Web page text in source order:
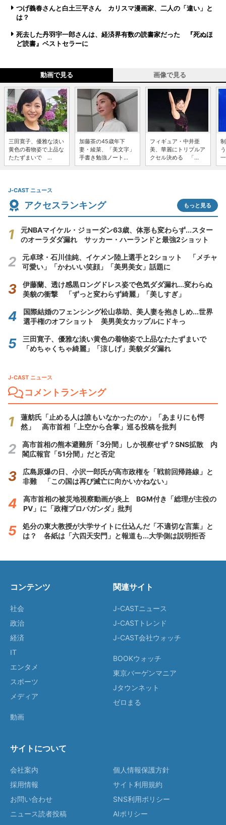
つげ義春さんと白土三平さん カリスマ漫画家、二人の「違い」と
は？
死去した丹羽宇一郎さんは、経済界有数の読書家だった 『死ぬほ
ど読書』ベストセラーに
動画で見る 画像で見る
三田寛子、優雅な淡い
黄色の着物姿で上品な
たたずまいで ...
加藤茶の45歳年下
妻・綾菜、「美文字」
手書き勉強ノート...
フィギュア・中井亜
美、華麗にトリプルア
クセル決める 「...
J-CAST ニュース
アクセスランキング もっと見る
元NBAマイケル・ジョーダン63歳、体形も変わらず...スター
のオーラダダ漏れ サッカー・ハーランドと最強2ショット
元卓球・石川佳純、イケメン陸上選手と2ショット 「メチャ
可愛い」「かわいい笑顔」「美男美女」話題に
伊藤蘭、透け感黒ロングドレス姿で色気ダダ漏れ...変わらぬ
美貌の衝撃 「ずっと変わらず綺麗」「美しすぎ」
国際結婚のフェンシング松山恭助、美人妻を抱きしめ...世界
選手権のオフショット 美男美女カップルにドキっ
三田寛子、優雅な淡い黄色の着物姿で上品なたたずまいで
「めちゃくちゃ綺麗」「涼しげ」美貌ダダ漏れ
J-CAST ニュース
コメントランキング
蓮舫氏「止める人は誰もいなかったのか」「あまりにも愕
然」 高市首相「上空から合掌」巡る投稿を批判
高市首相の熊本避難所「3分間」しか視察せず？SNS拡散 内
閣広報官「51分間」だと否定
広島原爆の日、小沢一郎氏が高市政権を「戦前回帰路線」と
非難 「この国は再び滅亡に向かいかねない」
高市首相の被災地視察動画が炎上 BGM付き「総理が主役の
PV」に「政権プロパガンダ」批判
処分の東大教授が大学サイトに仕込んだ「不適切な言葉」と
は？ 各紙は「六四天安門」と報道も...大学側は説明拒否
コンテンツ
社会
政治
経済
IT
エンタメ
スポーツ
メディア
動画
関連サイト
J-CASTニュース
J-CASTトレンド
J-CAST会社ウォッチ
BOOKウォッチ
東京バーゲンマニア
Jタウンネット
ゼロまる
サイトについて
会社案内
採用情報
お問い合わせ
ニュース読者投稿
個人情報保護方針
サイト利用規約
SNS利用ポリシー
AIポリシー